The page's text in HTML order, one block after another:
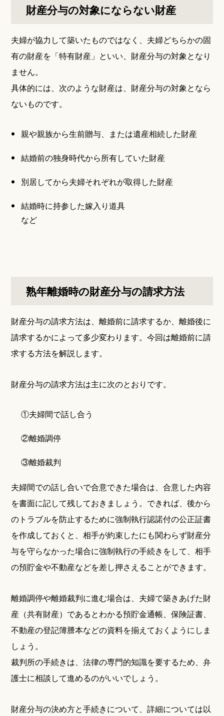
財産分与の対象にならない財産
夫婦が協力して築いたものではなく、夫婦どちらかの固
有の財産を「特有財産」といい、財産分与の対象となり
ません。
具体的には、次のような財産は、財産分与の対象となら
ないものです。
親や親族から生前贈与、または遺産相続した財産
結婚前の独身時代から所有していた財産
別居してから夫婦それぞれが取得した財産
結婚時に持参した嫁入り道具
など
熟年離婚時の財産分与の請求方法
財産分与の請求方法は、離婚前に請求するか、離婚後に
請求するかによって多少変わります。今回は離婚前に請
求する方法を解説します。
財産分与の請求方法は主に次のとおりです。
①夫婦間で話し合う
②離婚調停
③離婚裁判
夫婦間での話し合いで合意できた場合は、合意した内容
を書面に記して残しておきましょう。できれば、後から
のトラブルを防止するために強制執行認諾付の公正証書
を作成しておくと、相手が約束したにも関わらず財産分
与を守らなかった場合に強制執行の手続きをして、相手
の預貯金や不動産などを差し押さえることができます。
離婚調停や離婚裁判に進む場合は、夫婦で築きあげた財
産（共有財産）であるとわかる預貯金通帳、保険証書、
不動産の登記簿謄本などの資料を揃えておくようにしま
しょう。
裁判所の手続きは、法律の専門的知識を要するため、弁
護士に相談して進めるのがいいでしょう。
財産分与の決め方と手続きについて、詳細については以